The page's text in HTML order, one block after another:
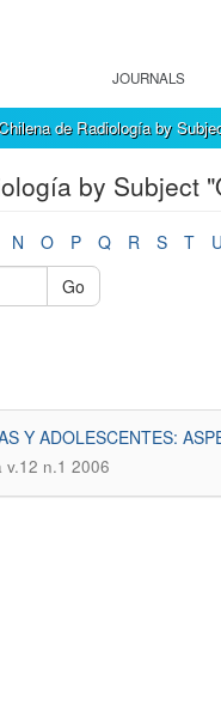
JOURNALS
de Radiología by
by Subject
N O P Q R S T U
Go
Y ADOLESCENTES:
v.12 n.1 2006